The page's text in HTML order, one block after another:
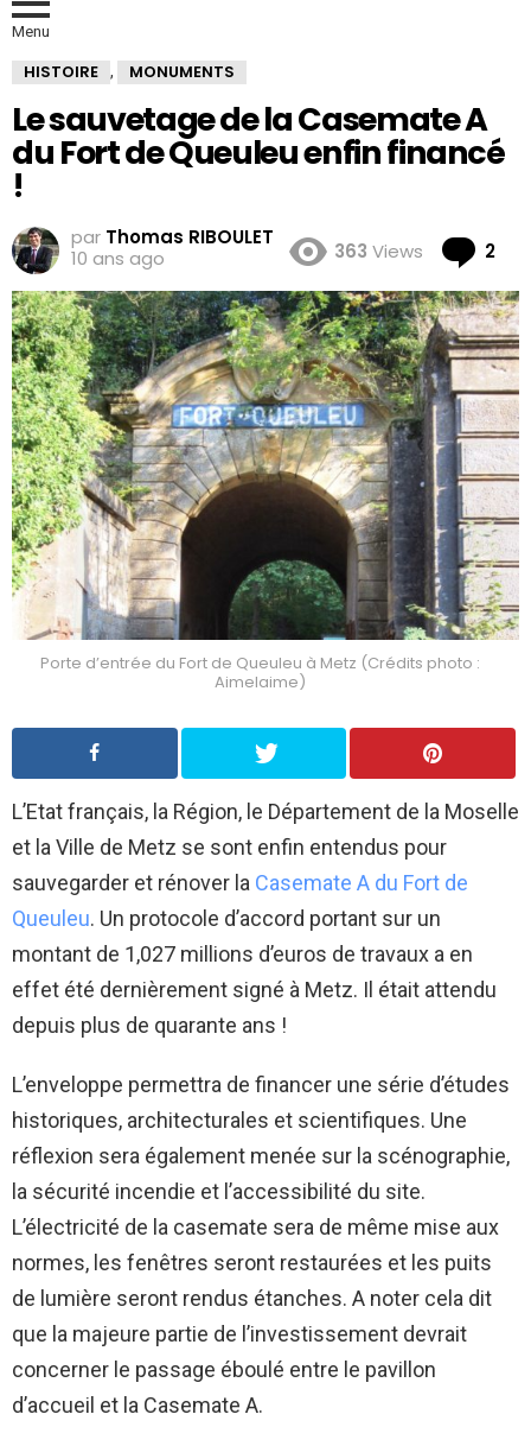
Menu
HISTOIRE , MONUMENTS
Le sauvetage de la Casemate A
du Fort de Queuleu enfin financé
!
par Thomas RIBOULET
10 ans ago
363 Views 2
Porte d’entrée du Fort de Queuleu à Metz (Crédits photo :
Aimelaime)
L’Etat français, la Région, le Département de la Moselle
et la Ville de Metz se sont enfin entendus pour
sauvegarder et rénover la Casemate A du Fort de
Queuleu. Un protocole d’accord portant sur un
montant de 1,027 millions d’euros de travaux a en
effet été dernièrement signé à Metz. Il était attendu
depuis plus de quarante ans !
L’enveloppe permettra de financer une série d’études
historiques, architecturales et scientifiques. Une
réflexion sera également menée sur la scénographie,
la sécurité incendie et l’accessibilité du site.
L’électricité de la casemate sera de même mise aux
normes, les fenêtres seront restaurées et les puits
de lumière seront rendus étanches. A noter cela dit
que la majeure partie de l’investissement devrait
concerner le passage éboulé entre le pavillon
d’accueil et la Casemate A.